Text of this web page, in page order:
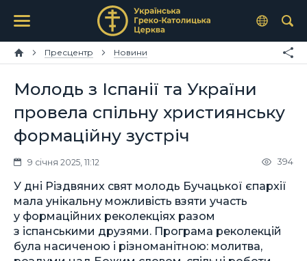
Пресцентр Новини
Молодь з Іспанії та України
провела спільну християнську
формаційну зустріч
9 січня 2025, 11:12 394
У дні Різдвяних свят молодь Бучацької єпархії
мала унікальну можливість взяти участь
у формаційних реколекціях разом
з іспанськими друзями. Програма реколекцій
була насиченою і різноманітною: молитва,